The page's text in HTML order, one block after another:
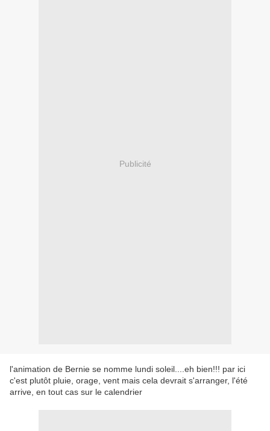
Publicité
l'animation de Bernie se nomme lundi soleil....eh bien!!! par ici
c'est plutôt pluie, orage, vent mais cela devrait s'arranger, l'été
arrive, en tout cas sur le calendrier